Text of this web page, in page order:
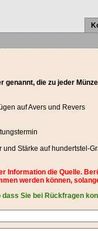
genannt, die zu jeder
auf Avers und Revers
Stärke auf hundertstel-
Information die Quelle.
werden können,
Sie bei Rückfragen